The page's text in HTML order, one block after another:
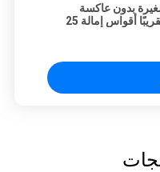
بدون عاكسة
بزاوية 500 متر تقريبًا أقواس إمالة 25